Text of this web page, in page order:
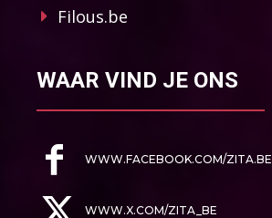
Filous.be
WAAR VIND JE ONS
WWW.FACEBOOK.COM/ZITA.BE
WWW.X.COM/ZITA_BE